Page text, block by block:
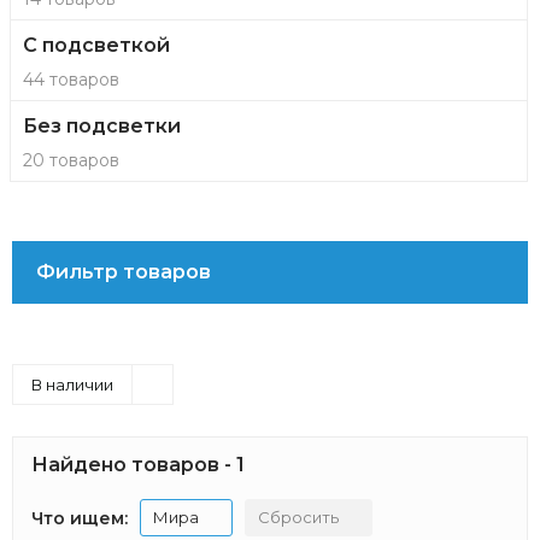
С подсветкой
44 товаров
Без подсветки
20 товаров
Фильтр товаров
В наличии
Найдено товаров - 1
Что ищем: Мира Сбросить